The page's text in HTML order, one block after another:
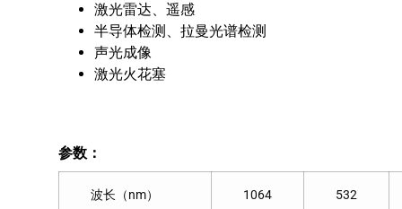
激光雷达、遥感
半导体检测、拉曼光谱检测
声光成像
激光火花塞
参数：
波长（nm） 1064 532